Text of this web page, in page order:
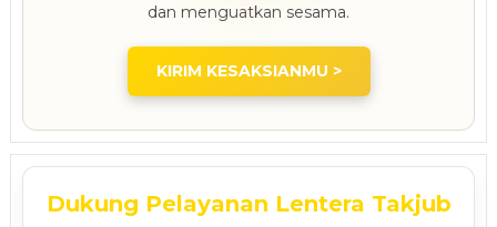
dan menguatkan sesama.
KIRIM KESAKSIANMU >
Dukung Pelayanan Lentera Takjub